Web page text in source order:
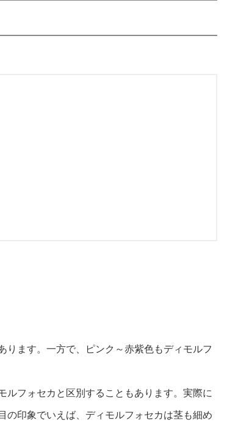
ます。一方で、ピンク～赤紫色もディモルフ
ルフォセカと区別することもあります。実際に
の印象でいえば、ディモルフォセカは茎も細め